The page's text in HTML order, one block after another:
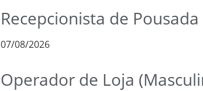
Recepcionista de
07/08/2026
Operador de Loja